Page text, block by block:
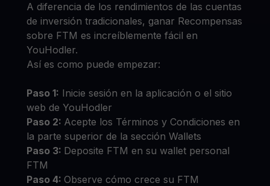
A diferencia de los rendimientos de las cuentas
de inversión tradicionales, ganar Recompensas
sobre FTM es increíblemente fácil en
YouHodler.
Así es como puede empezar:
Paso 1: Inicie sesión en la aplicación o el sitio
web de YouHodler
Paso 2: Acepte los Términos y Condiciones en
la parte superior de la sección Wallets
Paso 3: Deposite FTM en su wallet personal
FTM
Paso 4:Observe cómo crece su FTM